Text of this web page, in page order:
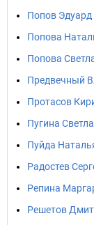
Попов
Попова
Попова
Предвечный
Протасов
Пугина
Пуйда
Радостев
Репина
Решетов